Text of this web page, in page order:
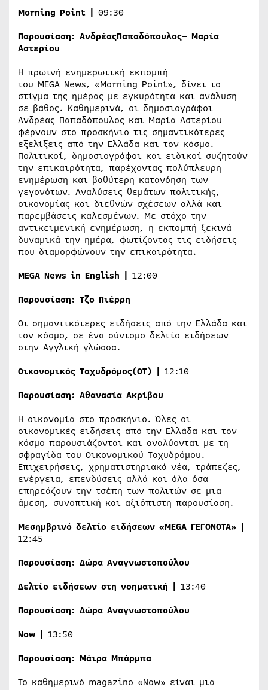
Morning Point | 09:30
Παρουσίαση: ΑνδρέαςΠαπαδόπουλος– Μαρία
Αστερίου
Η πρωινή ενημερωτική εκπομπή
του MEGA News, «Morning Point», δίνει το
στίγμα της ημέρας με εγκυρότητα και ανάλυση
σε βάθος. Καθημερινά, οι δημοσιογράφοι
Ανδρέας Παπαδόπουλος και Μαρία Αστερίου
φέρνουν στο προσκήνιο τις σημαντικότερες
εξελίξεις από την Ελλάδα και τον κόσμο.
Πολιτικοί, δημοσιογράφοι και ειδικοί συζητούν
την επικαιρότητα, παρέχοντας πολύπλευρη
ενημέρωση και βαθύτερη κατανόηση των
γεγονότων. Αναλύσεις θεμάτων πολιτικής,
οικονομίας και διεθνών σχέσεων αλλά και
παρεμβάσεις καλεσμένων. Με στόχο την
αντικειμενική ενημέρωση, η εκπομπή ξεκινά
δυναμικά την ημέρα, φωτίζοντας τις ειδήσεις
που διαμορφώνουν την επικαιρότητα.
MEGA News in English | 12:00
Παρουσίαση: Τζο Πιέρρη
Οι σημαντικότερες ειδήσεις από την Ελλάδα και
τον κόσμο, σε ένα σύντομο δελτίο ειδήσεων
στην Αγγλική γλώσσα.
Οικονομικός Ταχυδρόμος(OT) | 12:10
Παρουσίαση: Αθανασία Ακρίβου
Η οικονομία στο προσκήνιο. Όλες οι
οικονομικές ειδήσεις από την Ελλάδα και τον
κόσμο παρουσιάζονται και αναλύονται με τη
σφραγίδα του Οικονομικού Ταχυδρόμου.
Επιχειρήσεις, χρηματιστηριακά νέα, τράπεζες,
ενέργεια, επενδύσεις αλλά και όλα όσα
επηρεάζουν την τσέπη των πολιτών σε μια
άμεση, συνοπτική και αξιόπιστη παρουσίαση.
Μεσημβρινό δελτίο ειδήσεων «MEGA ΓΕΓΟΝΟΤΑ» |
12:45
Παρουσίαση: Δώρα Αναγνωστοπούλου
Δελτίο ειδήσεων στη νοηματική | 13:40
Παρουσίαση: Δώρα Αναγνωστοπούλου
Now | 13:50
Παρουσίαση: Μάιρα Μπάρμπα
Το καθημερινό magazino «Now» είναι μια